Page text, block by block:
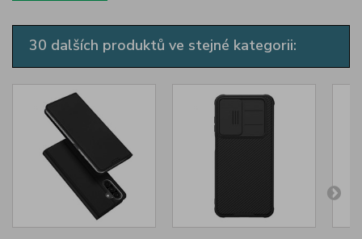
30 dalších produktů ve stejné kategorii: